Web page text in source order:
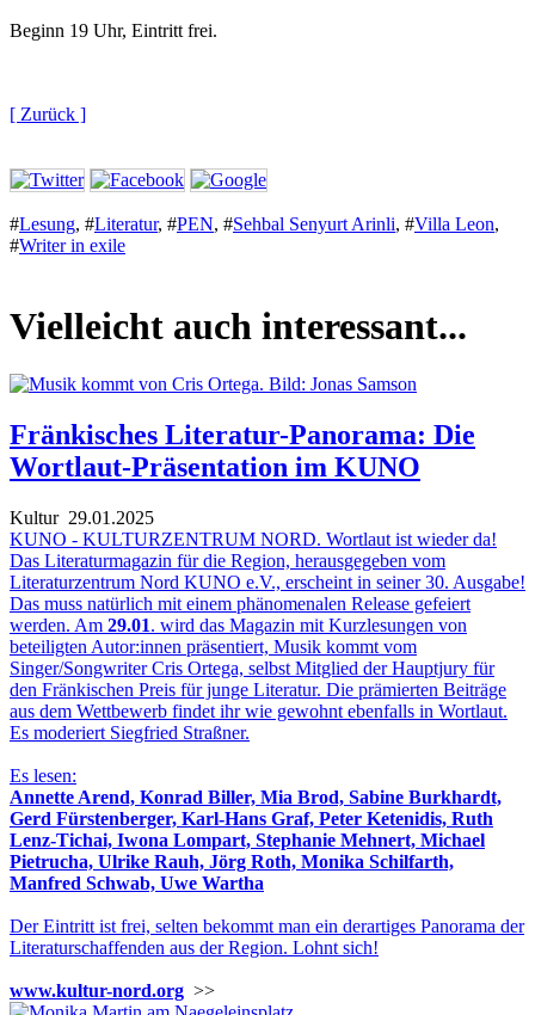
Beginn 19 Uhr, Eintritt frei.
[ Zurück ]
#Lesung, #Literatur, #PEN, #Sehbal Senyurt Arinli, #Villa Leon,
#Writer in exile
Vielleicht auch interessant...
Fränkisches Literatur-Panorama: Die
Wortlaut-Präsentation im KUNO
Kultur29.01.2025
KUNO - KULTURZENTRUM NORD. Wortlaut ist wieder da!
Das Literaturmagazin für die Region, herausgegeben vom
Literaturzentrum Nord KUNO e.V., erscheint in seiner 30. Ausgabe!
Das muss natürlich mit einem phänomenalen Release gefeiert
werden. Am 29.01. wird das Magazin mit Kurzlesungen von
beteiligten Autor:innen präsentiert, Musik kommt vom
Singer/Songwriter Cris Ortega, selbst Mitglied der Hauptjury für
den Fränkischen Preis für junge Literatur. Die prämierten Beiträge
aus dem Wettbewerb findet ihr wie gewohnt ebenfalls in Wortlaut.
Es moderiert Siegfried Straßner.
Es lesen:
Annette Arend, Konrad Biller, Mia Brod, Sabine Burkhardt,
Gerd Fürstenberger, Karl-Hans Graf, Peter Ketenidis, Ruth
Lenz-Tichai, Iwona Lompart, Stephanie Mehnert, Michael
Pietrucha, Ulrike Rauh, Jörg Roth, Monika Schilfarth,
Manfred Schwab, Uwe Wartha
Der Eintritt ist frei, selten bekommt man ein derartiges Panorama der
Literaturschaffenden aus der Region. Lohnt sich!
www.kultur-nord.org >>